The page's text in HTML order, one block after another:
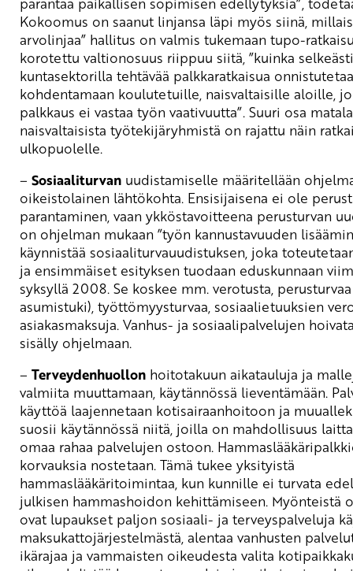
Kokoomus on saanut linjansa läpi myös siinä,
arvolinjaa” hallitus on valmis tukemaan tupo-
korotettu valtionosuus riippuu siitä, ”kuinka selkeästi
kuntasektorilla tehtävää palkkaratkaisua
kohdentamaan koulutetuille, naisvaltaisille aloille,
palkkaus ei vastaa työn vaativuutta”. Suuri osa
naisvaltaisista työtekijäryhmistä on rajattu näin
ulkopuolelle.
– Sosiaaliturvan uudistamiselle määritellään
oikeistolainen lähtökohta. Ensisijaisena ei ole
parantaminen, vaan ykköstavoitteena perusturvan
on ohjelman mukaan ”työn kannustavuuden
käynnistää sosiaaliturvauudistuksen, joka
ja ensimmäiset esityksen tuodaan eduskunnaan
syksyllä 2008. Se koskee mm. verotusta,
asumistuki), työttömyysturvaa, sosiaalietuuksien
asiakasmaksuja. Vanhus- ja sosiaalipalvelujen
sisälly ohjelmaan.
– Terveydenhuollon hoitotakuun aikatauluja ja
valmiita muuttamaan, käytännössä lieventämään.
käyttöä laajennetaan kotisairaanhoitoon ja
suosii käytännössä niitä, joilla on mahdollisuus
omaa rahaa palvelujen ostoon.
korvauksia nostetaan. Tämä tukee yksityistä
hammaslääkäritoimintaa, kun kunnille ei turvata
julkisen hammashoidon kehittämiseen. Myönteistä
ovat lupaukset paljon sosiaali- ja terveyspalveluja
maksukattojärjestelmästä, alentaa vanhusten
ikärajaa ja vammaisten oikeudesta valita